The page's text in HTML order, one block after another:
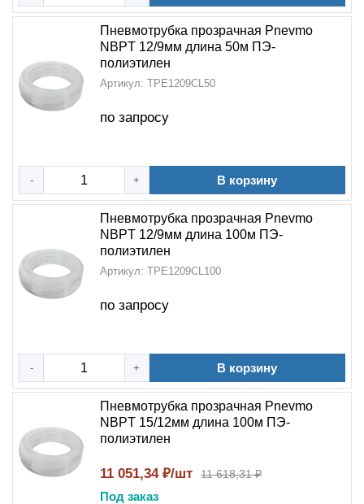
Пневмотрубка прозрачная Pnevmo
NBPT 12/9мм длина 50м ПЭ-
полиэтилен
Артикул: TPE1209CL50
по запросу
- + В корзину
Пневмотрубка прозрачная Pnevmo
NBPT 12/9мм длина 100м ПЭ-
полиэтилен
Артикул: TPE1209CL100
по запросу
- + В корзину
Пневмотрубка прозрачная Pnevmo
NBPT 15/12мм длина 100м ПЭ-
полиэтилен
11 051,34 ₽/шт 11 618,31 ₽
Под заказ